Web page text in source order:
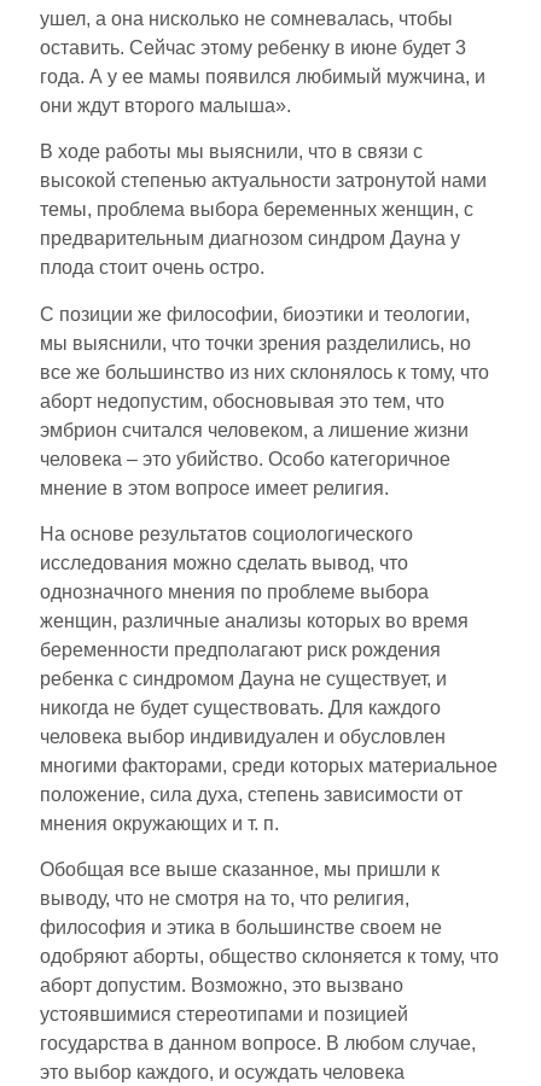
ушел, а она нисколько не сомневалась, чтобы
оставить. Сейчас этому ребенку в июне будет 3
года. А у ее мамы появился любимый мужчина, и
они ждут второго малыша».
В ходе работы мы выяснили, что в связи с
высокой степенью актуальности затронутой нами
темы, проблема выбора беременных женщин, с
предварительным диагнозом синдром Дауна у
плода стоит очень остро.
С позиции же философии, биоэтики и теологии,
мы выяснили, что точки зрения разделились, но
все же большинство из них склонялось к тому, что
аборт недопустим, обосновывая это тем, что
эмбрион считался человеком, а лишение жизни
человека – это убийство. Особо категоричное
мнение в этом вопросе имеет религия.
На основе результатов социологического
исследования можно сделать вывод, что
однозначного мнения по проблеме выбора
женщин, различные анализы которых во время
беременности предполагают риск рождения
ребенка с синдромом Дауна не существует, и
никогда не будет существовать. Для каждого
человека выбор индивидуален и обусловлен
многими факторами, среди которых материальное
положение, сила духа, степень зависимости от
мнения окружающих и т. п.
Обобщая все выше сказанное, мы пришли к
выводу, что не смотря на то, что религия,
философия и этика в большинстве своем не
одобряют аборты, общество склоняется к тому, что
аборт допустим. Возможно, это вызвано
устоявшимися стереотипами и позицией
государства в данном вопросе. В любом случае,
это выбор каждого, и осуждать человека